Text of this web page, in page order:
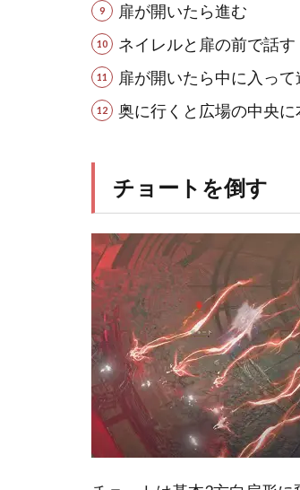
扉が開いたら進む
ネイレルと扉の前で話す
扉が開いたら中に入って
奥に行くと広場の中央
チョートを倒す